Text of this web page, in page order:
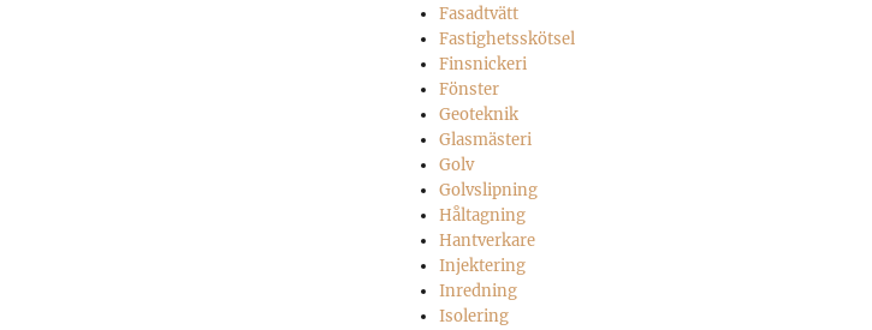
Fasadtvätt
Fastighetsskötsel
Finsnickeri
Fönster
Geoteknik
Glasmästeri
Golv
Golvslipning
Håltagning
Hantverkare
Injektering
Inredning
Isolering